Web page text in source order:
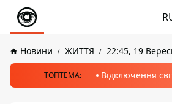
Новини ЖИТТЯ 22:45, 19
ТОПТЕМА: Відключення